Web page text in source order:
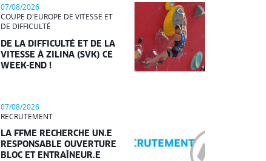
07/08/2026
COUPE D'EUROPE DE VITESSE ET
DE DIFFICULTÉ
DE LA DIFFICULTÉ ET DE LA
VITESSE À ZILINA (SVK) CE
WEEK-END !
07/08/2026
RECRUTEMENT
LA FFME RECHERCHE UN.E
RESPONSABLE OUVERTURE
BLOC ET ENTRAÎNEUR.E